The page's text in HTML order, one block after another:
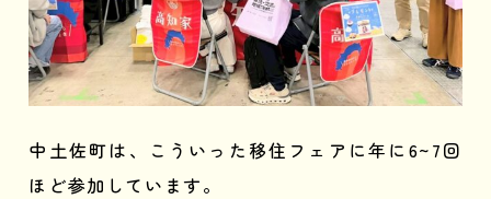
中土佐町は、こういった移住フェアに年に6~7回
ほど参加しています。